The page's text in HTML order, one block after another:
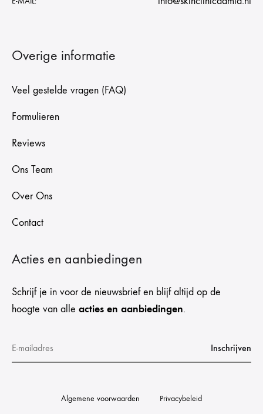
Overige informatie
Veel gestelde vragen (FAQ)
Formulieren
Reviews
Ons Team
Over Ons
Contact
Acties en aanbiedingen
Schrijf je in voor de nieuwsbrief en blijf altijd op de
hoogte van alle acties en aanbiedingen.
Algemene voorwaarden Privacybeleid